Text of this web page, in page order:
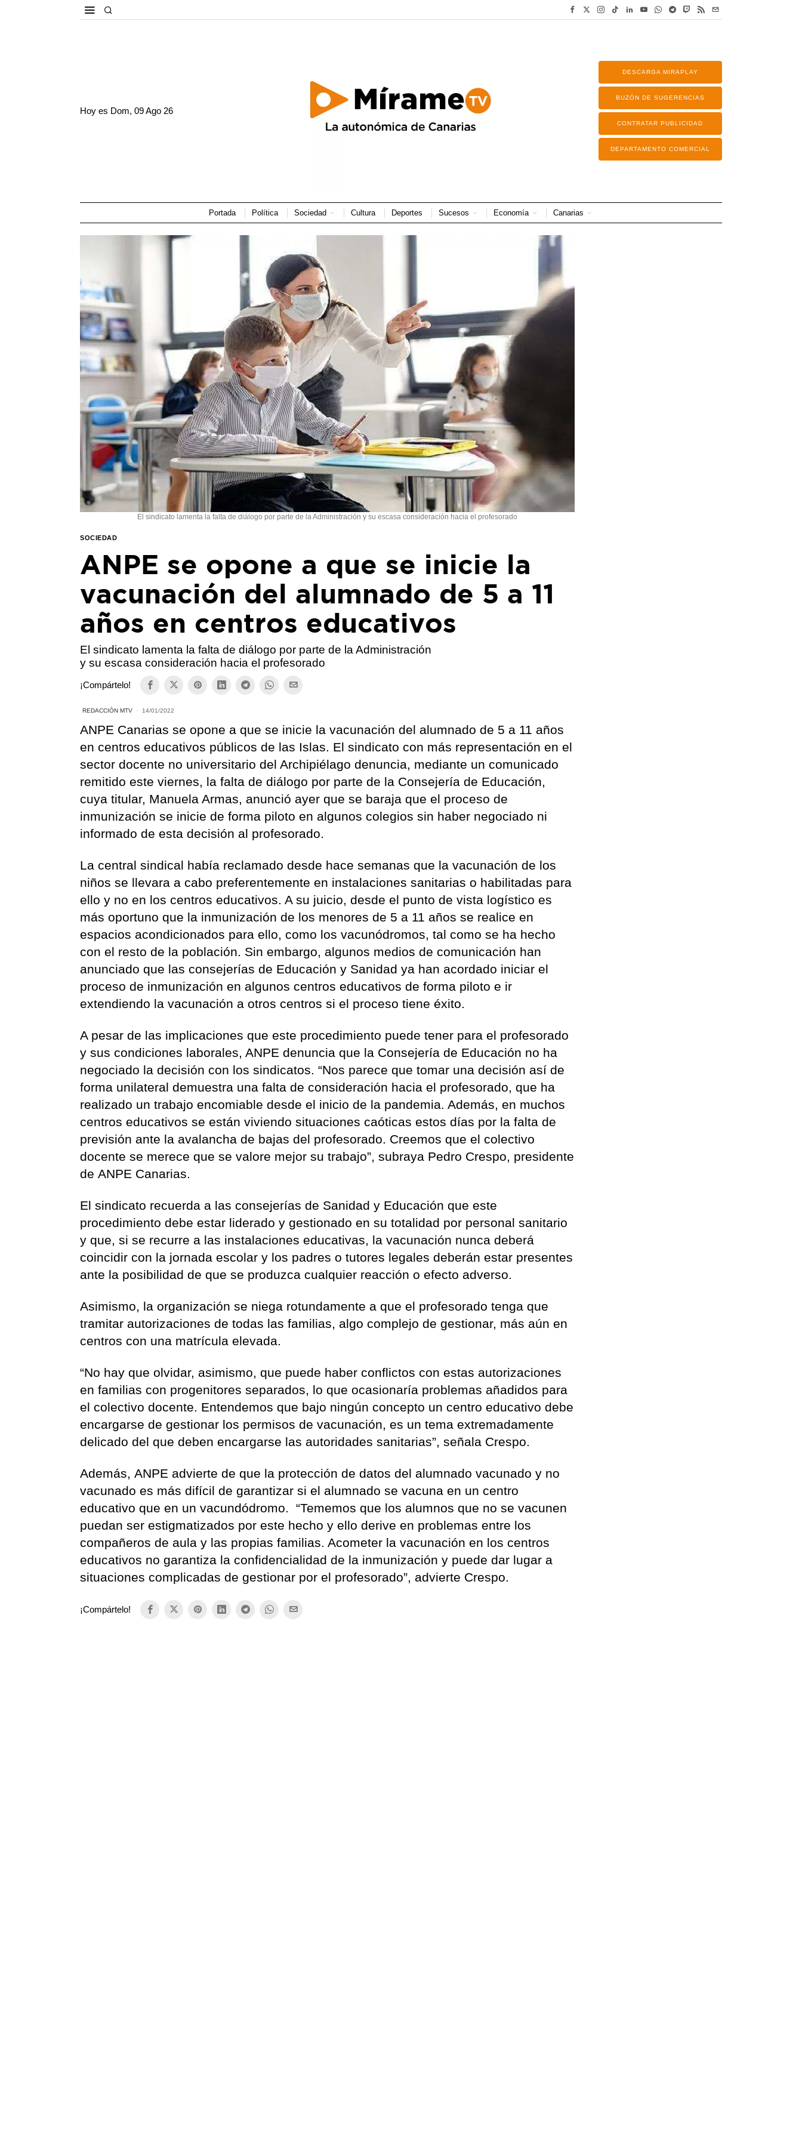
Hoy es Dom, 09 Ago 26
DESCARGA MIRAPLAY
BUZÓN DE SUGERENCIAS
CONTRATAR PUBLICIDAD
DEPARTAMENTO COMERCIAL
Portada Política Sociedad Cultura Deportes Sucesos Economía Canarias
El sindicato lamenta la falta de diálogo por parte de la Administración y su escasa consideración hacia el profesorado
SOCIEDAD
ANPE se opone a que se inicie la
vacunación del alumnado de 5 a 11
años en centros educativos
El sindicato lamenta la falta de diálogo por parte de la Administración
y su escasa consideración hacia el profesorado
¡Compártelo!
REDACCIÓN MTV 14/01/2022
ANPE Canarias se opone a que se inicie la vacunación del alumnado de 5 a 11 años
en centros educativos públicos de las Islas. El sindicato con más representación en el
sector docente no universitario del Archipiélago denuncia, mediante un comunicado
remitido este viernes, la falta de diálogo por parte de la Consejería de Educación,
cuya titular, Manuela Armas, anunció ayer que se baraja que el proceso de
inmunización se inicie de forma piloto en algunos colegios sin haber negociado ni
informado de esta decisión al profesorado.
La central sindical había reclamado desde hace semanas que la vacunación de los
niños se llevara a cabo preferentemente en instalaciones sanitarias o habilitadas para
ello y no en los centros educativos. A su juicio, desde el punto de vista logístico es
más oportuno que la inmunización de los menores de 5 a 11 años se realice en
espacios acondicionados para ello, como los vacunódromos, tal como se ha hecho
con el resto de la población. Sin embargo, algunos medios de comunicación han
anunciado que las consejerías de Educación y Sanidad ya han acordado iniciar el
proceso de inmunización en algunos centros educativos de forma piloto e ir
extendiendo la vacunación a otros centros si el proceso tiene éxito.
A pesar de las implicaciones que este procedimiento puede tener para el profesorado
y sus condiciones laborales, ANPE denuncia que la Consejería de Educación no ha
negociado la decisión con los sindicatos. “Nos parece que tomar una decisión así de
forma unilateral demuestra una falta de consideración hacia el profesorado, que ha
realizado un trabajo encomiable desde el inicio de la pandemia. Además, en muchos
centros educativos se están viviendo situaciones caóticas estos días por la falta de
previsión ante la avalancha de bajas del profesorado. Creemos que el colectivo
docente se merece que se valore mejor su trabajo”, subraya Pedro Crespo, presidente
de ANPE Canarias.
El sindicato recuerda a las consejerías de Sanidad y Educación que este
procedimiento debe estar liderado y gestionado en su totalidad por personal sanitario
y que, si se recurre a las instalaciones educativas, la vacunación nunca deberá
coincidir con la jornada escolar y los padres o tutores legales deberán estar presentes
ante la posibilidad de que se produzca cualquier reacción o efecto adverso.
Asimismo, la organización se niega rotundamente a que el profesorado tenga que
tramitar autorizaciones de todas las familias, algo complejo de gestionar, más aún en
centros con una matrícula elevada.
“No hay que olvidar, asimismo, que puede haber conflictos con estas autorizaciones
en familias con progenitores separados, lo que ocasionaría problemas añadidos para
el colectivo docente. Entendemos que bajo ningún concepto un centro educativo debe
encargarse de gestionar los permisos de vacunación, es un tema extremadamente
delicado del que deben encargarse las autoridades sanitarias”, señala Crespo.
Además, ANPE advierte de que la protección de datos del alumnado vacunado y no
vacunado es más difícil de garantizar si el alumnado se vacuna en un centro
educativo que en un vacundódromo. “Tememos que los alumnos que no se vacunen
puedan ser estigmatizados por este hecho y ello derive en problemas entre los
compañeros de aula y las propias familias. Acometer la vacunación en los centros
educativos no garantiza la confidencialidad de la inmunización y puede dar lugar a
situaciones complicadas de gestionar por el profesorado”, advierte Crespo.
¡Compártelo!